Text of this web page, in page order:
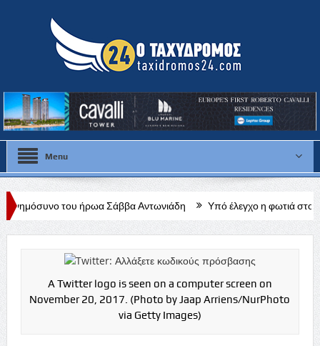
Menu
ήρωα Σάββα Αντωνιάδη Υπό έλεγχο η φωτιά στον ΧΥΤΑ
A Twitter logo is seen on a computer screen on
November 20, 2017. (Photo by Jaap Arriens/NurPhoto
via Getty Images)